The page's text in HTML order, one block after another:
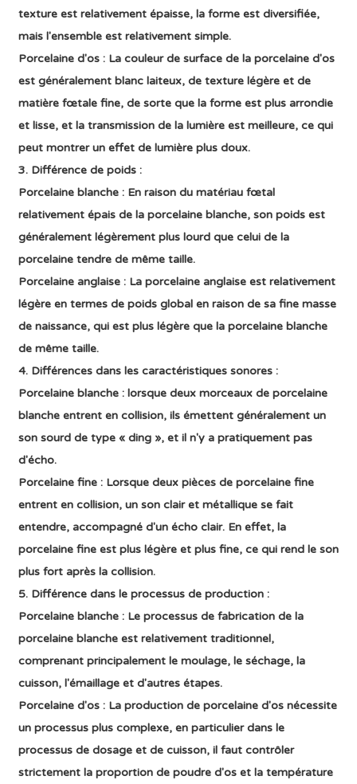
texture est relativement épaisse, la forme est diversifiée,
mais l'ensemble est relativement simple.
Porcelaine d'os : La couleur de surface de la porcelaine d'os
est généralement blanc laiteux, de texture légère et de
matière fœtale fine, de sorte que la forme est plus arrondie
et lisse, et la transmission de la lumière est meilleure, ce qui
peut montrer un effet de lumière plus doux.
3. Différence de poids :
Porcelaine blanche : En raison du matériau fœtal
relativement épais de la porcelaine blanche, son poids est
généralement légèrement plus lourd que celui de la
porcelaine tendre de même taille.
Porcelaine anglaise : La porcelaine anglaise est relativement
légère en termes de poids global en raison de sa fine masse
de naissance, qui est plus légère que la porcelaine blanche
de même taille.
4. Différences dans les caractéristiques sonores :
Porcelaine blanche : lorsque deux morceaux de porcelaine
blanche entrent en collision, ils émettent généralement un
son sourd de type « ding », et il n'y a pratiquement pas
d'écho.
Porcelaine fine : Lorsque deux pièces de porcelaine fine
entrent en collision, un son clair et métallique se fait
entendre, accompagné d'un écho clair. En effet, la
porcelaine fine est plus légère et plus fine, ce qui rend le son
plus fort après la collision.
5. Différence dans le processus de production :
Porcelaine blanche : Le processus de fabrication de la
porcelaine blanche est relativement traditionnel,
comprenant principalement le moulage, le séchage, la
cuisson, l'émaillage et d'autres étapes.
Porcelaine d'os : La production de porcelaine d'os nécessite
un processus plus complexe, en particulier dans le
processus de dosage et de cuisson, il faut contrôler
strictement la proportion de poudre d'os et la température